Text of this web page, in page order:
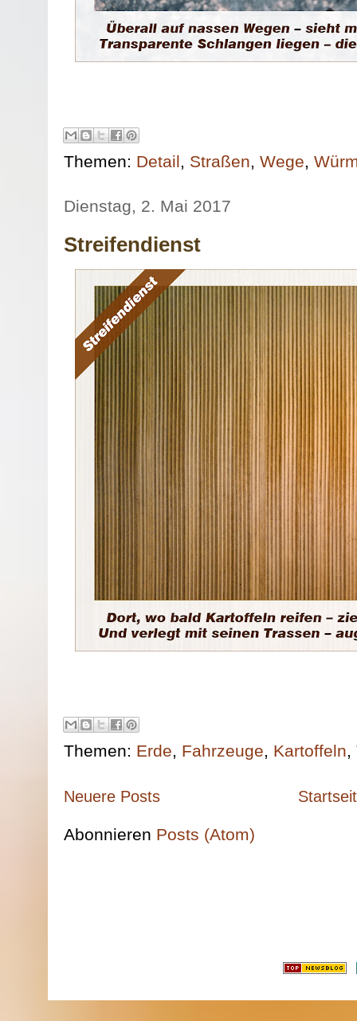
Themen: Detail, Straßen, Wege,
Dienstag, 2. Mai 2017
Streifendienst
Themen: Erde, Fahrzeuge, Kartoffeln,
Neuere Posts
Abonnieren Posts (Atom)